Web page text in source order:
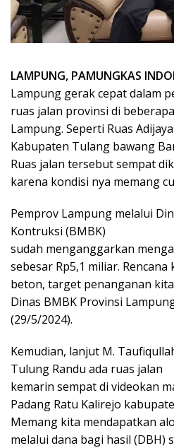
LAMPUNG, PAMUNGKAS
Lampung gerak cepat dalam
ruas jalan provinsi di
Lampung. Seperti Ruas
Kabupaten Tulang bawang
Ruas jalan tersebut sempat
karena kondisi nya memang
Pemprov Lampung melalui
Kontruksi (BMBK)
sudah menganggarkan
sebesar Rp5,1 miliar.
beton, target penanganan
Dinas BMBK Provinsi
(29/5/2024).
Kemudian, lanjut M.
Tulung Randu ada ruas jalan
kemarin sempat di videokan
Padang Ratu Kalirejo
Memang kita mendapatkan
melalui dana bagi hasil (DBH)